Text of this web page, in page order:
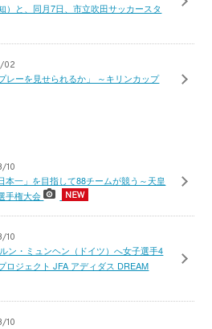
）と、同月7日、市立吹田サッカースタ
02
レーを見せられるか」 ～キリンカップ
10
本一」を目指して88チームが競う～天皇
手権大会
10
・ミュンヘン（ドイツ）へ女子選手4
ジェクト JFA アディダス DREAM
10